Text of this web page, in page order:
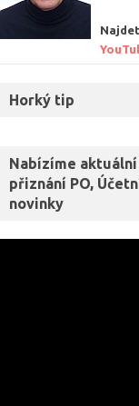
Horký tip
Nabízíme aktuální
přiznání PO,
novinky